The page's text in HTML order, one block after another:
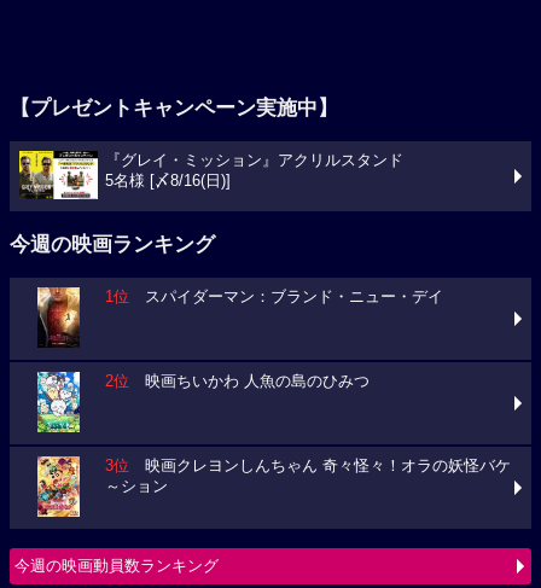
【プレゼントキャンペーン実施中】
『グレイ・ミッション』アクリルスタンド
5名様 [〆8/16(日)]
今週の映画ランキング
1位 スパイダーマン：ブランド・ニュー・デイ
2位 映画ちいかわ 人魚の島のひみつ
3位 映画クレヨンしんちゃん 奇々怪々！オラの妖怪バケ
～ション
今週の映画動員数ランキング